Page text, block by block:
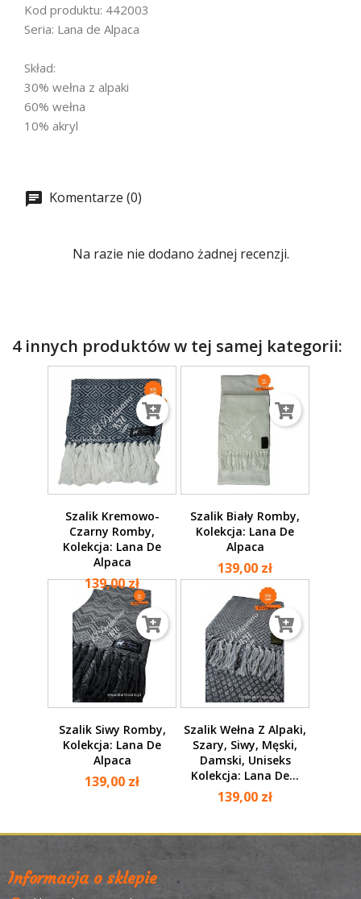
Kod produktu: 442003
Seria: Lana de Alpaca
Skład:
30% wełna z alpaki
60% wełna
10% akryl
Komentarze (0)
Na razie nie dodano żadnej recenzji.
4 innych produktów w tej samej kategorii:
Szalik Kremowo-
Czarny Romby,
Kolekcja: Lana De
Alpaca
139,00 zł
Szalik Biały Romby,
Kolekcja: Lana De
Alpaca
139,00 zł
Szalik Siwy Romby,
Kolekcja: Lana De
Alpaca
139,00 zł
Szalik Wełna Z Alpaki,
Szary, Siwy, Męski,
Damski, Uniseks
Kolekcja: Lana De...
139,00 zł
Informacja o sklepie